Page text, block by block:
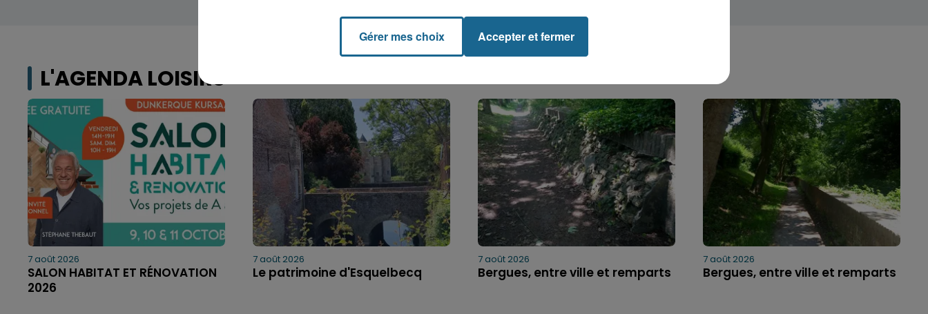
L'AGENDA LOISIRS
7 août 2026
SALON HABITAT ET RÉNOVATION
2026
7 août 2026
Le patrimoine d'Esquelbecq
7 août 2026
Bergues, entre ville et remparts
7 août 2026
Bergues, entre ville et remparts
Gérer mes choix Accepter et fermer